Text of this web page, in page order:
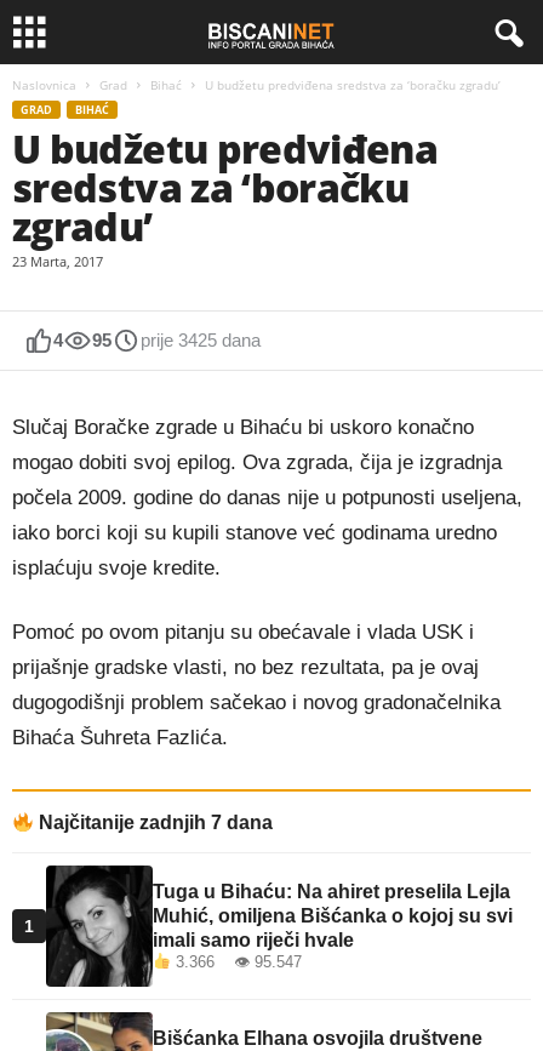
Naslovnica Grad Bihać U budžetu predviđena sredstva za ‘boračku zgradu’
GRAD BIHAĆ
U budžetu predviđena
sredstva za ‘boračku
zgradu’
23 Marta, 2017
4 95 prije 3425 dana
Slučaj Boračke zgrade u Bihaću bi uskoro konačno
mogao dobiti svoj epilog. Ova zgrada, čija je izgradnja
počela 2009. godine do danas nije u potpunosti useljena,
iako borci koji su kupili stanove već godinama uredno
isplaćuju svoje kredite.
Pomoć po ovom pitanju su obećavale i vlada USK i
prijašnje gradske vlasti, no bez rezultata, pa je ovaj
dugogodišnji problem sačekao i novog gradonačelnika
Bihaća Šuhreta Fazlića.
Najčitanije zadnjih 7 dana
1
Tuga u Bihaću: Na ahiret preselila Lejla
Muhić, omiljena Bišćanka o kojoj su svi
imali samo riječi hvale
3.366 👁 95.547
Bišćanka Elhana osvojila društvene